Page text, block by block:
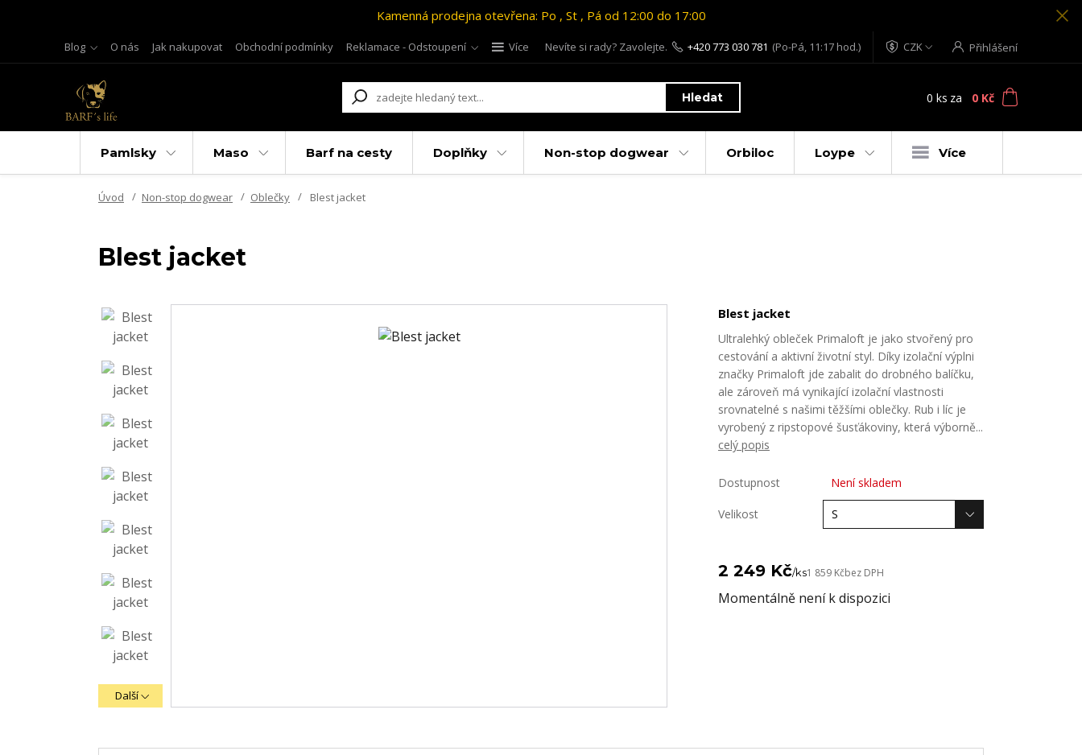
Kamenná prodejna otevřena: Po , St , Pá od 12:00 do 17:00
Blog O nás Jak nakupovat Obchodní podmínky Reklamace - Odstoupení Více CZK Přihlášení
Hledat
Nevíte si rady? Zavolejte. +420 773 030 781 (Po-Pá, 11:17 hod.)
0 ks za 0 Kč
Pamlsky Maso Barf na cesty Doplňky Non-stop dogwear Orbiloc Loype Více
Úvod Non-stop dogwear Oblečky Blest jacket
Blest jacket
Další
Blest jacket
Ultralehký obleček Primaloft je jako stvořený pro
cestování a aktivní životní styl. Díky izolační výplni
značky Primaloft jde zabalit do drobného balíčku,
ale zároveň má vynikající izolační vlastnosti
srovnatelné s našimi těžšími oblečky. Rub i líc je
vyrobený z ripstopové šusťákoviny, která výborně...
celý popis
Dostupnost Není skladem
Velikost
2 249 Kč/ks1 859 Kčbez DPH
Momentálně není k dispozici